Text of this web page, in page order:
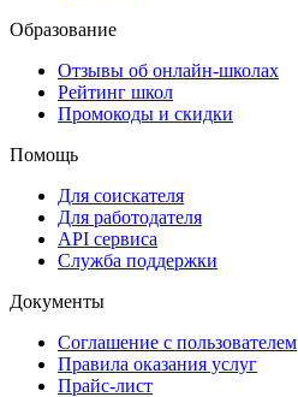
Образование
Отзывы об онлайн-школах
Рейтинг школ
Промокоды и скидки
Помощь
Для соискателя
Для работодателя
API сервиса
Служба поддержки
Документы
Соглашение с пользователем
Правила оказания услуг
Прайс-лист